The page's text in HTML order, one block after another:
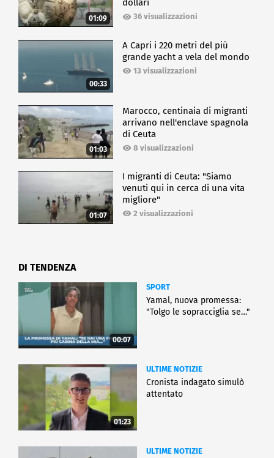
01:09
dollari
36 visualizzazioni
00:33
A Capri i 220 metri del più
grande yacht a vela del mondo
13 visualizzazioni
01:03
Marocco, centinaia di migranti
arrivano nell'enclave spagnola
di Ceuta
8 visualizzazioni
01:07
I migranti di Ceuta: "Siamo
venuti qui in cerca di una vita
migliore"
2 visualizzazioni
DI TENDENZA
00:07
SPORT
Yamal, nuova promessa:
"Tolgo le sopracciglia se…"
01:23
ULTIME NOTIZIE
Cronista indagato simulò
attentato
ULTIME NOTIZIE